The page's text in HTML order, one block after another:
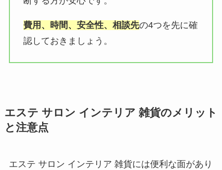
費用、時間、安全性、相談先の4つを先に確
認しておきましょう。
エステ サロン インテリア 雑貨のメリット
と注意点
エステ サロン インテリア 雑貨には便利な面があり